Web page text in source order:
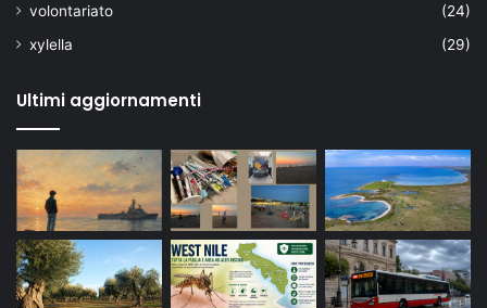
volontariato
(24)
xylella
(29)
Ultimi aggiornamenti